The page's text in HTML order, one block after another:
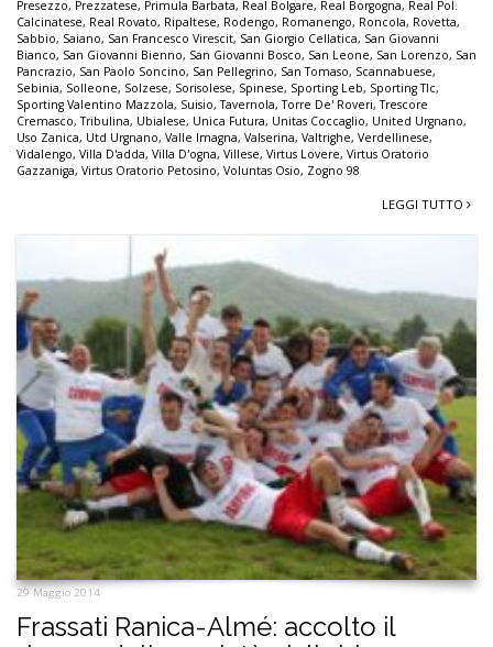
Presezzo, Prezzatese, Primula Barbata, Real Bolgare, Real Borgogna, Real Pol.
Calcinatese, Real Rovato, Ripaltese, Rodengo, Romanengo, Roncola, Rovetta,
Sabbio, Saiano, San Francesco Virescit, San Giorgio Cellatica, San Giovanni
Bianco, San Giovanni Bienno, San Giovanni Bosco, San Leone, San Lorenzo, San
Pancrazio, San Paolo Soncino, San Pellegrino, San Tomaso, Scannabuese,
Sebinia, Solleone, Solzese, Sorisolese, Spinese, Sporting Leb, Sporting Tlc,
Sporting Valentino Mazzola, Suisio,Tavernola,Torre De' Roveri,Trescore
Cremasco,Tribulina, Ubialese, Unica Futura, Unitas Coccaglio, United Urgnano,
Uso Zanica, Utd Urgnano, Valle Imagna, Valserina, Valtrighe, Verdellinese,
Vidalengo, Villa D'adda, Villa D'ogna, Villese, Virtus Lovere, Virtus Oratorio
Gazzaniga, Virtus Oratorio Petosino, Voluntas Osio, Zogno 98
LEGGI TUTTO
29 Maggio 2014
Frassati Ranica-Almé: accolto il